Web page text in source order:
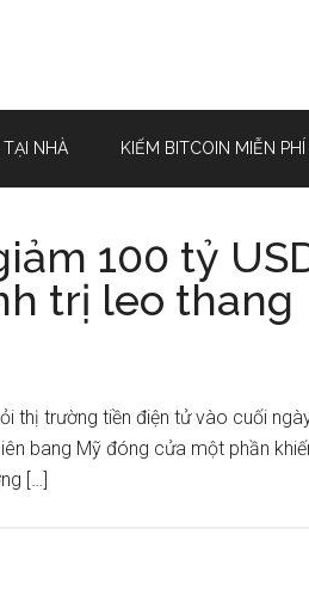
TẠI NHÀ KIẾM BITCOIN MIỄN PHÍ
100 tỷ
trị leo thang
thị trường tiền điện tử vào cuối
bang Mỹ đóng cửa một phần
[…]